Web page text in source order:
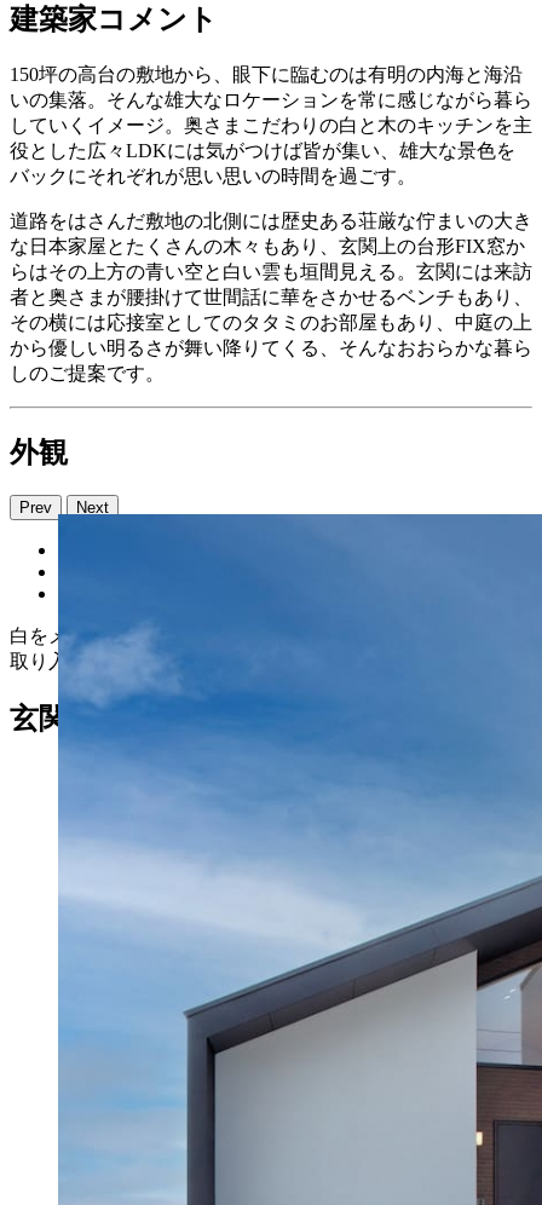
建築家コメント
150坪の高台の敷地から、眼下に臨むのは有明の内海と海沿
いの集落。そんな雄大なロケーションを常に感じながら暮ら
していくイメージ。奥さまこだわりの白と木のキッチンを主
役とした広々LDKには気がつけば皆が集い、雄大な景色を
バックにそれぞれが思い思いの時間を過ごす。
道路をはさんだ敷地の北側には歴史ある荘厳な佇まいの大き
な日本家屋とたくさんの木々もあり、玄関上の台形FIX窓か
らはその上方の青い空と白い雲も垣間見える。玄関には来訪
者と奥さまが腰掛けて世間話に華をさかせるベンチもあり、
その横には応接室としてのタタミのお部屋もあり、中庭の上
から優しい明るさが舞い降りてくる、そんなおおらかな暮ら
しのご提案です。
外観
Prev Next
白をメインとしたモダンな外観ながらも、木目やブラックを
取り入れ周囲の街並みと調和したデザインに。
玄関ホール・土間収納